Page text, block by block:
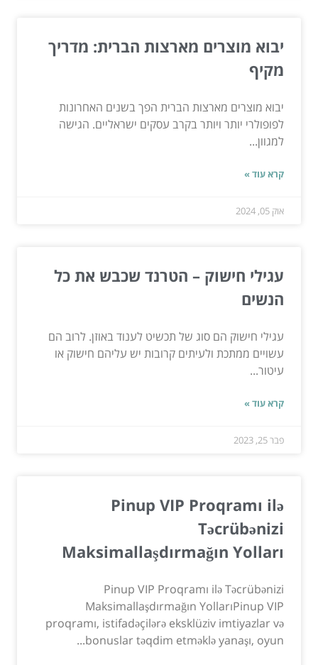
יבוא מוצרים מארצות הברית: מדריך
מקיף
יבוא מוצרים מארצות הברית הפך בשנים האחרונות
לפופולרי יותר ויותר בקרב עסקים ישראליים. הגישה
למגוון...
קרא עוד »
אוק 05, 2024
עגילי חישוק – הטרנד שכבש את כל
הנשים
עגילי חישוק הם סוג של תכשיט לענוד באוזן. לרוב הם
עשויים ממתכת ולעיתים קרובות יש עליהם חישוק או
עיטור...
קרא עוד »
פבר 25, 2023
Pinup VIP Proqramı ilə
Təcrübənizi
Maksimallaşdırmağın Yolları
Pinup VIP Proqramı ilə Təcrübənizi
Maksimallaşdırmağın YollarıPinup VIP
proqramı, istifadəçilərə eksklüziv imtiyazlar və
bonuslar təqdim etməklə yanaşı, oyun...